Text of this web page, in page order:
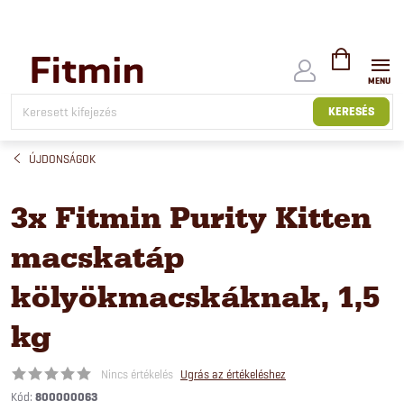
tartalomhoz
KERESÉS
KOSÁR
ÚJDONSÁGOK
3x Fitmin Purity Kitten
macskatáp
kölyökmacskáknak, 1,5
kg
Nincs értékelés Ugrás az értékeléshez
Kód: 800000063